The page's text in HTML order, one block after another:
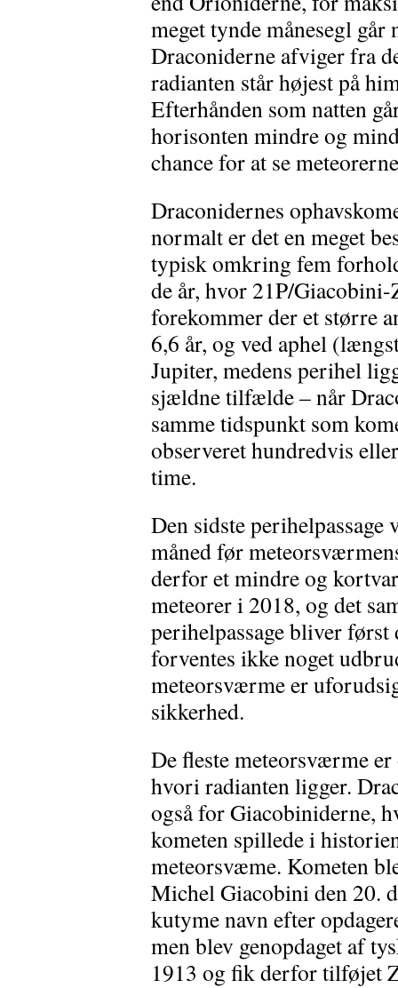
meget tynde månesegl
Draconiderne afviger fra
radianten står højest på
Efterhånden som natten
horisonten mindre og
chance for at se
Draconidernes
normalt er det en meget
typisk omkring fem
de år, hvor 21P/
forekommer der et større
6,6 år, og ved aphel
Jupiter, medens perihel
sjældne tilfælde – når
samme tidspunkt som
observeret hundredvis
time.
Den sidste perihelpassage
måned før
derfor et mindre og
meteorer i 2018, og det
perihelpassage bliver først
forventes ikke noget
meteorsværme er
sikkerhed.
De fleste meteorsværme
hvori radianten ligger.
også for Giacobiniderne,
kometen spillede i
meteorsvæme. Kometen
Michel Giacobini den 20.
kutyme navn efter
men blev genopdaget af
1913 og fik derfor tilføjet